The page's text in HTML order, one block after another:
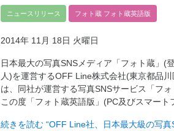
ニュースリリース フォト蔵 フォト蔵英語版
2014年 11月 18日 火曜日
日本最大の写真SNSメディア「フォト蔵」(
人)を運営するOFF Line株式会社(東京都品
は、同社が運営する写真SNSサービス「フ
この度「フォト蔵英語版」(PC及びスマート
続きを読む “OFF Line社、日本最大級の写